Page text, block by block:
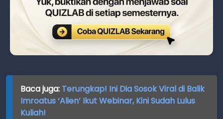
Baca juga: Terungkap! Ini Dia Sosok Viral di Balik
Imroatus ‘Alien’ Ikut Webinar, Kini Sudah Lulus
Kuliah!